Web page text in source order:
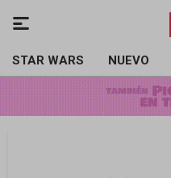
STAR WARS NUEVO
